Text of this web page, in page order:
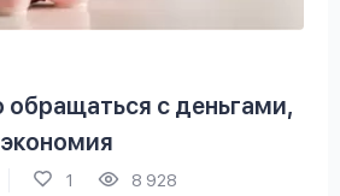
обращаться с деньгами,
1 8 928